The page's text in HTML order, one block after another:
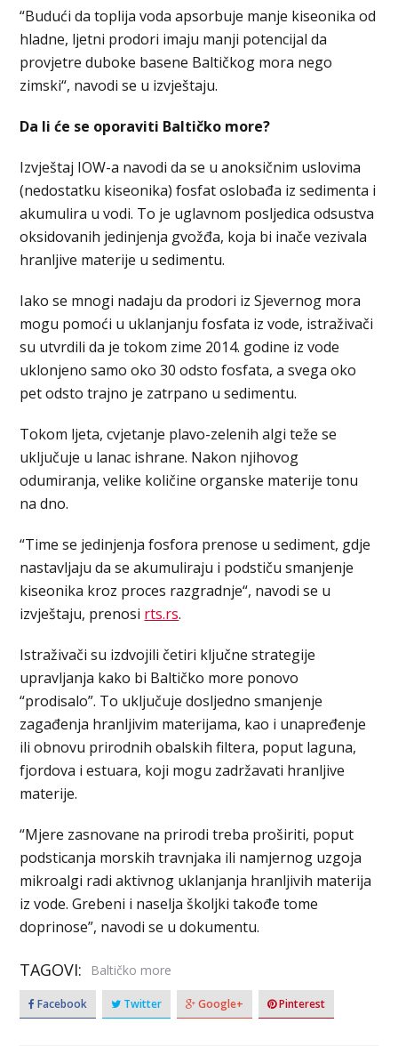
“Budući da toplija voda apsorbuje manje kiseonika od
hladne, ljetni prodori imaju manji potencijal da
provjetre duboke basene Baltičkog mora nego
zimski“, navodi se u izvještaju.
Da li će se oporaviti Baltičko more?
Izvještaj IOW-a navodi da se u anoksičnim uslovima
(nedostatku kiseonika) fosfat oslobađa iz sedimenta i
akumulira u vodi. To je uglavnom posljedica odsustva
oksidovanih jedinjenja gvožđa, koja bi inače vezivala
hranljive materije u sedimentu.
Iako se mnogi nadaju da prodori iz Sjevernog mora
mogu pomoći u uklanjanju fosfata iz vode, istraživači
su utvrdili da je tokom zime 2014. godine iz vode
uklonjeno samo oko 30 odsto fosfata, a svega oko
pet odsto trajno je zatrpano u sedimentu.
Tokom ljeta, cvjetanje plavo-zelenih algi teže se
uključuje u lanac ishrane. Nakon njihovog
odumiranja, velike količine organske materije tonu
na dno.
“Time se jedinjenja fosfora prenose u sediment, gdje
nastavljaju da se akumuliraju i podstiču smanjenje
kiseonika kroz proces razgradnje“, navodi se u
izvještaju, prenosi rts.rs.
Istraživači su izdvojili četiri ključne strategije
upravljanja kako bi Baltičko more ponovo
“prodisalo”. To uključuje dosljedno smanjenje
zagađenja hranljivim materijama, kao i unapređenje
ili obnovu prirodnih obalskih filtera, poput laguna,
fjordova i estuara, koji mogu zadržavati hranljive
materije.
“Mjere zasnovane na prirodi treba proširiti, poput
podsticanja morskih travnjaka ili namjernog uzgoja
mikroalgi radi aktivnog uklanjanja hranljivih materija
iz vode. Grebeni i naselja školjki takođe tome
doprinose”, navodi se u dokumentu.
TAGOVI: Baltičko more
Facebook Twitter Google+ Pinterest